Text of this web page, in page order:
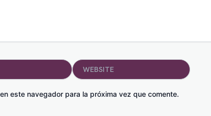
este navegador para la próxima vez que comente.
Website